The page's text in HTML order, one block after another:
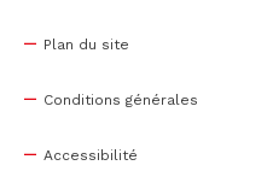
Plan du site
Conditions générales
Accessibilité